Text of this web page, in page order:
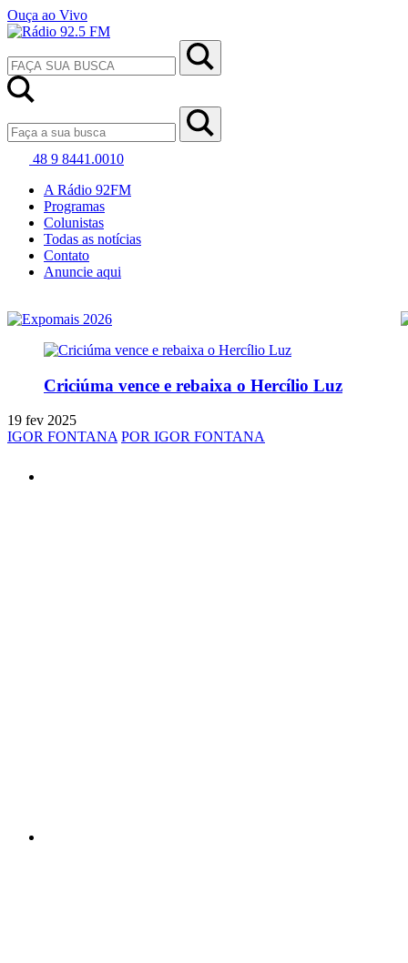
Ouça ao Vivo
48 9 8441.0010
A Rádio 92FM
Programas
Colunistas
Todas as notícias
Contato
Anuncie aqui
Criciúma vence e rebaixa o Hercílio Luz
19 fev 2025
IGOR FONTANA POR IGOR FONTANA